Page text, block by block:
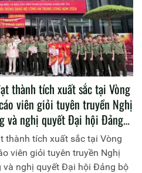
thành tích xuất sắc tại Vòng
viên giỏi tuyên truyền Nghị
và nghị quyết Đại hội Đảng
2030 trong Đảng bộ Công
thành tích xuất sắc tại Vòng
viên giỏi tuyên truyền Nghị
nghị quyết Đại hội Đảng bộ